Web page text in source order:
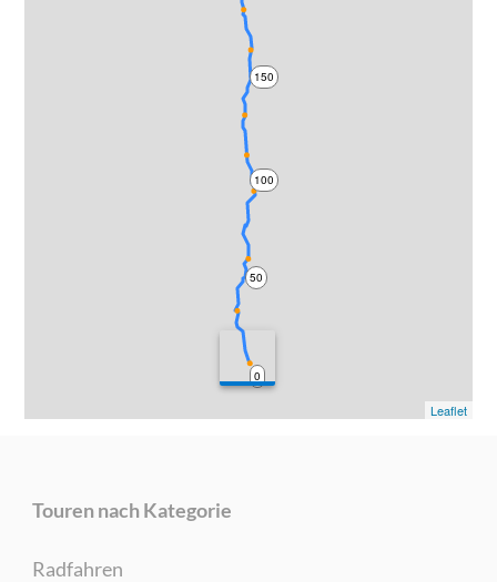
0
50
100
150
Leaflet
Touren nach Kategorie
Radfahren